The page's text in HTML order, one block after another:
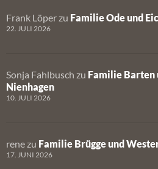
Frank Löper zu Familie Ode und
22. JULI 2026
Sonja Fahlbusch zu Familie Barten
Nienhagen
10. JULI 2026
rene zu Familie Brügge und
17. JUNI 2026